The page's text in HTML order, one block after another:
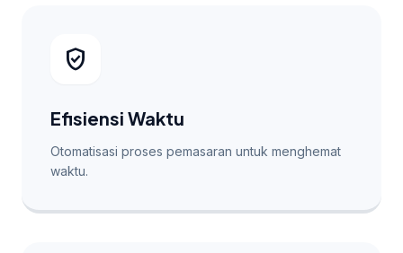
verified_user
Efisiensi Waktu
Otomatisasi proses pemasaran untuk menghemat
waktu.